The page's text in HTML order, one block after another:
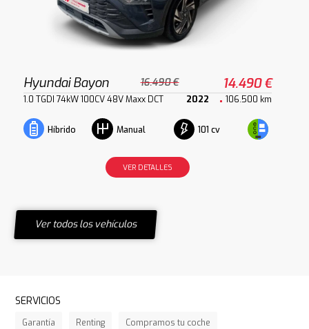
Hyundai Bayon 16.490 € 14.490 €
1.0 TGDI 74kW 100CV 48V Maxx DCT 2022 106.500 km
Híbrido Manual 101 cv
VER DETALLES
Ver todos los vehículos
SERVICIOS
Garantía Renting Compramos tu coche